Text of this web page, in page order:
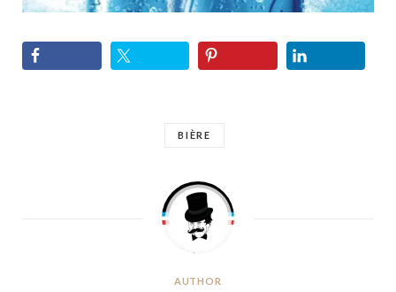
BIÈRE
AUTHOR